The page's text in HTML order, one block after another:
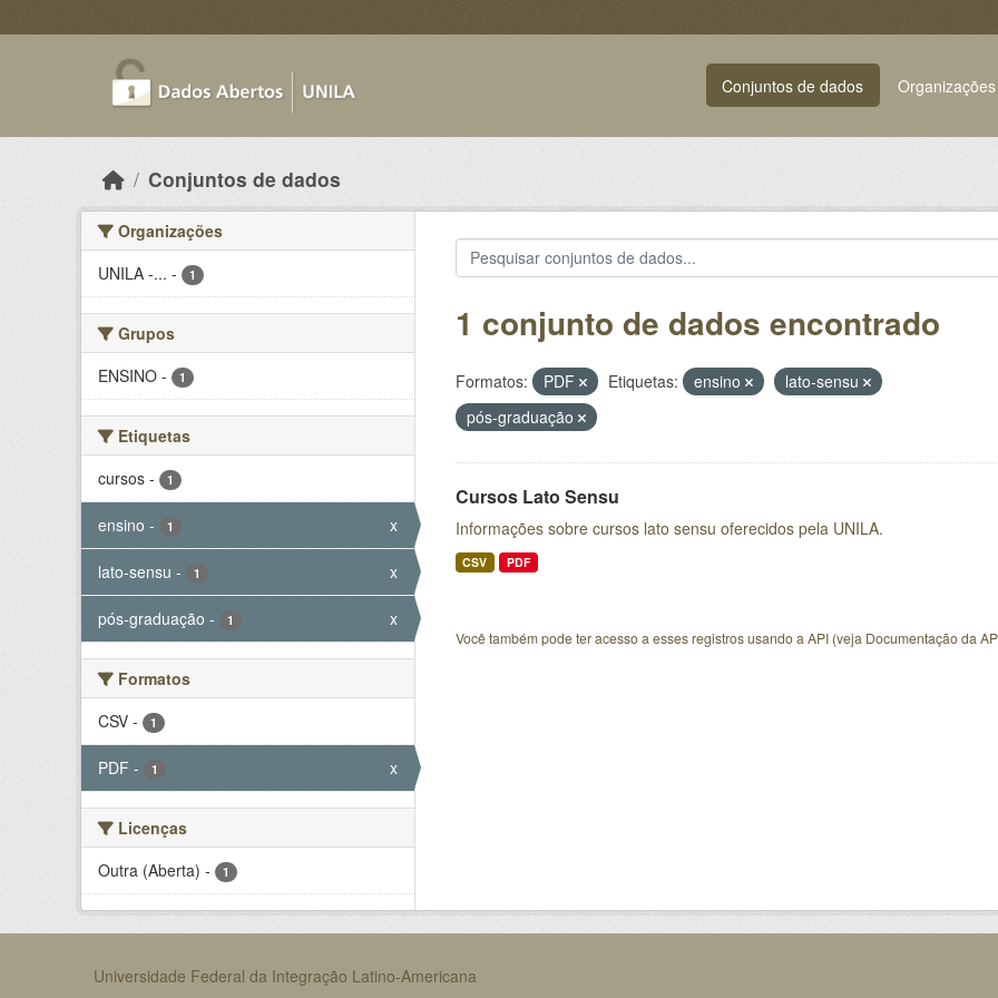
Conjuntos de dados Organizações
Conjuntos de dados
Organizações
UNILA -... - 1
Grupos
ENSINO - 1
Etiquetas
cursos - 1
ensino - 1 x
lato-sensu - 1 x
pós-graduação - 1 x
Formatos
CSV - 1
PDF - 1 x
Licenças
Outra (Aberta) - 1
1 conjunto de dados encontrado
Formatos: PDF Etiquetas: ensino
lato-sensu
pós-graduação
Cursos Lato Sensu
Informações sobre cursos lato sensu oferecidos pela UNILA.
CSV PDF
Você também pode ter acesso a esses registros usando a API(veja Documentação da
Universidade Federal da Integração Latino-Americana